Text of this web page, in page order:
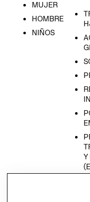
MUJER
HOMBRE
NIÑOS
Y